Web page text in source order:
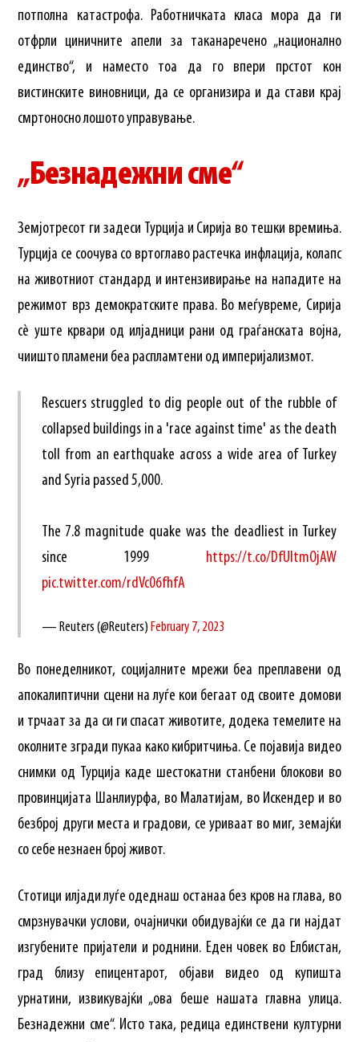
потполна катастрофа. Работничката класа мора да ги
отфрли циничните апели за таканаречено „национално
единство“, и наместо тоа да го впери прстот кон
вистинските виновници, да се организира и да стави крај
смртоносно лошото управување.
„Безнадежни сме“
Земјотресот ги задеси Турција и Сирија во тешки времиња.
Турција се соочува со вртоглаво растечка инфлација, колапс
на животниот стандард и интензивирање на нападите на
режимот врз демократските права. Во меѓувреме, Сирија
сè уште крвари од илјадници рани од граѓанската војна,
чиишто пламени беа распламтени од империјализмот.
Rescuers struggled to dig people out of the rubble of
collapsed buildings in a 'race against time' as the death
toll from an earthquake across a wide area of Turkey
and Syria passed 5,000.
The 7.8 magnitude quake was the deadliest in Turkey
since 1999 https://t.co/DfUltmOjAW
pic.twitter.com/rdVc06fhfA
— Reuters (@Reuters) February 7, 2023
Во понеделникот, социјалните мрежи беа преплавени од
апокалиптични сцени на луѓе кои бегаат од своите домови
и трчаат за да си ги спасат животите, додека темелите на
околните згради пукаа како кибритчиња. Се појавија видео
снимки од Турција каде шестокатни станбени блокови во
провинцијата Шанлиурфа, во Малатијам, во Искендер и во
безброј други места и градови, се уриваат во миг, земајќи
со себе незнаен број живот.
Стотици илјади луѓе одеднаш останаа без кров на глава, во
смрзнувачки услови, очајнички обидувајќи се да ги најдат
изгубените пријатели и роднини. Еден човек во Елбистан,
град близу епицентарот, објави видео од купишта
урнатини, извикувајќи „ова беше нашата главна улица.
Безнадежни сме“. Исто така, редица единствени културни